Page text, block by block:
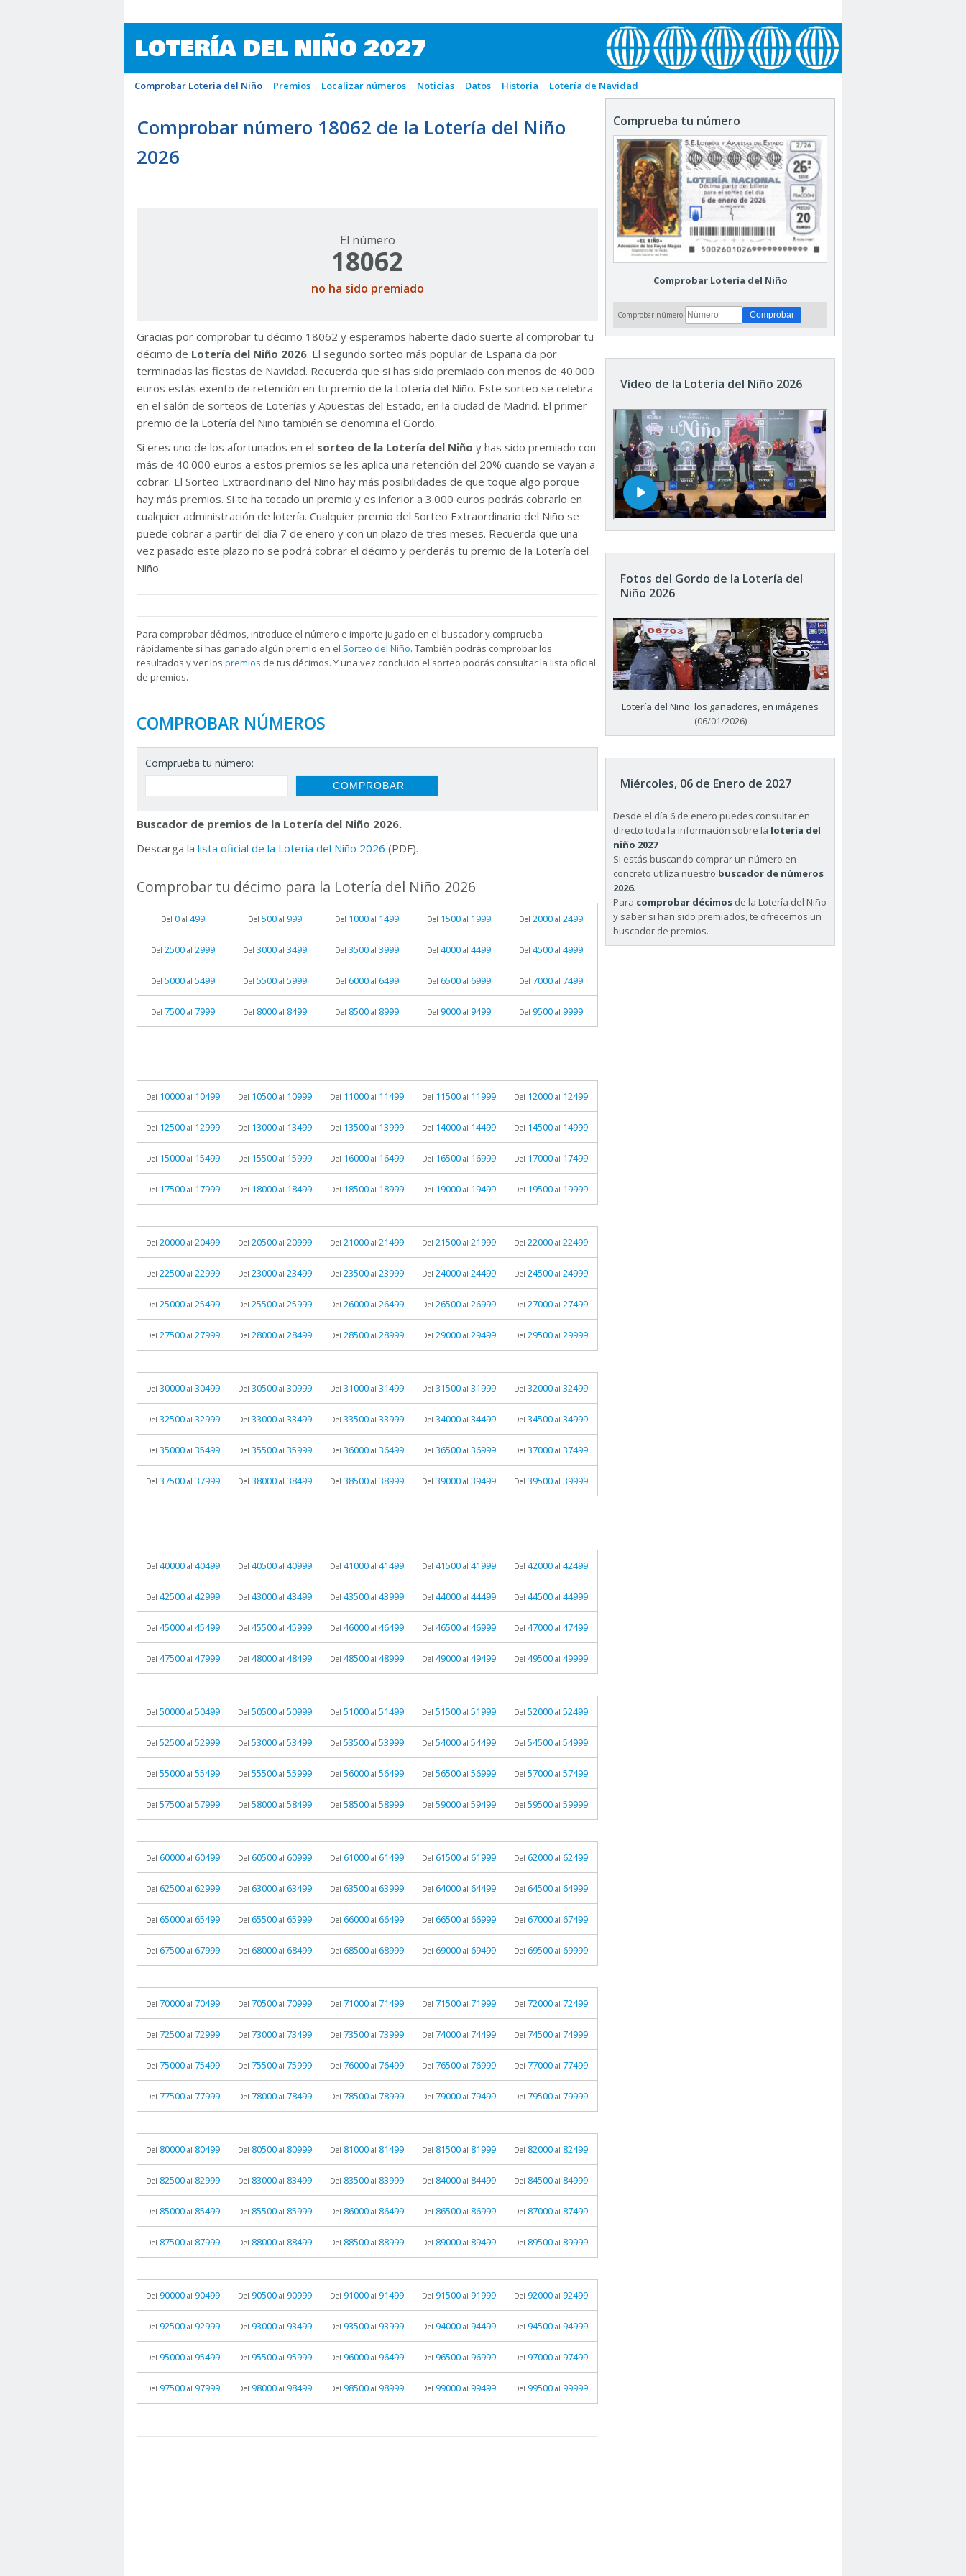
LOTERÍA DEL NIÑO 2027
Comprobar Loteria del Niño Premios Localizar números Noticias Datos Historia Lotería de Navidad
Comprobar número 18062 de la Lotería del Niño
2026
El número
18062
no ha sido premiado
Gracias por comprobar tu décimo 18062 y esperamos haberte dado suerte al comprobar tu
décimo de Lotería del Niño 2026. El segundo sorteo más popular de España da por
terminadas las fiestas de Navidad. Recuerda que si has sido premiado con menos de 40.000
euros estás exento de retención en tu premio de la Lotería del Niño. Este sorteo se celebra
en el salón de sorteos de Loterías y Apuestas del Estado, en la ciudad de Madrid. El primer
premio de la Lotería del Niño también se denomina el Gordo.
Si eres uno de los afortunados en el sorteo de la Lotería del Niño y has sido premiado con
más de 40.000 euros a estos premios se les aplica una retención del 20% cuando se vayan a
cobrar. El Sorteo Extraordinario del Niño hay más posibilidades de que toque algo porque
hay más premios. Si te ha tocado un premio y es inferior a 3.000 euros podrás cobrarlo en
cualquier administración de lotería. Cualquier premio del Sorteo Extraordinario del Niño se
puede cobrar a partir del día 7 de enero y con un plazo de tres meses. Recuerda que una
vez pasado este plazo no se podrá cobrar el décimo y perderás tu premio de la Lotería del
Niño.
Para comprobar décimos, introduce el número e importe jugado en el buscador y comprueba
rápidamente si has ganado algún premio en el Sorteo del Niño. También podrás comprobar los
resultados y ver los premios de tus décimos. Y una vez concluido el sorteo podrás consultar la lista oficial
de premios.
COMPROBAR NÚMEROS
Comprueba tu número:
Buscador de premios de la Lotería del Niño 2026.
Descarga la lista oficial de la Lotería del Niño 2026 (PDF).
Comprobar tu décimo para la Lotería del Niño 2026
Del 0 al 499 Del 500 al 999 Del 1000 al 1499 Del 1500 al 1999 Del 2000 al 2499
Del 2500 al 2999 Del 3000 al 3499 Del 3500 al 3999 Del 4000 al 4499 Del 4500 al 4999
Del 5000 al 5499 Del 5500 al 5999 Del 6000 al 6499 Del 6500 al 6999 Del 7000 al 7499
Del 7500 al 7999 Del 8000 al 8499 Del 8500 al 8999 Del 9000 al 9499 Del 9500 al 9999
Del 10000 al 10499 Del 10500 al 10999 Del 11000 al 11499 Del 11500 al 11999 Del 12000 al 12499
Del 12500 al 12999 Del 13000 al 13499 Del 13500 al 13999 Del 14000 al 14499 Del 14500 al 14999
Del 15000 al 15499 Del 15500 al 15999 Del 16000 al 16499 Del 16500 al 16999 Del 17000 al 17499
Del 17500 al 17999 Del 18000 al 18499 Del 18500 al 18999 Del 19000 al 19499 Del 19500 al 19999
Del 20000 al 20499 Del 20500 al 20999 Del 21000 al 21499 Del 21500 al 21999 Del 22000 al 22499
Del 22500 al 22999 Del 23000 al 23499 Del 23500 al 23999 Del 24000 al 24499 Del 24500 al 24999
Del 25000 al 25499 Del 25500 al 25999 Del 26000 al 26499 Del 26500 al 26999 Del 27000 al 27499
Del 27500 al 27999 Del 28000 al 28499 Del 28500 al 28999 Del 29000 al 29499 Del 29500 al 29999
Del 30000 al 30499 Del 30500 al 30999 Del 31000 al 31499 Del 31500 al 31999 Del 32000 al 32499
Del 32500 al 32999 Del 33000 al 33499 Del 33500 al 33999 Del 34000 al 34499 Del 34500 al 34999
Del 35000 al 35499 Del 35500 al 35999 Del 36000 al 36499 Del 36500 al 36999 Del 37000 al 37499
Del 37500 al 37999 Del 38000 al 38499 Del 38500 al 38999 Del 39000 al 39499 Del 39500 al 39999
Del 40000 al 40499 Del 40500 al 40999 Del 41000 al 41499 Del 41500 al 41999 Del 42000 al 42499
Del 42500 al 42999 Del 43000 al 43499 Del 43500 al 43999 Del 44000 al 44499 Del 44500 al 44999
Del 45000 al 45499 Del 45500 al 45999 Del 46000 al 46499 Del 46500 al 46999 Del 47000 al 47499
Del 47500 al 47999 Del 48000 al 48499 Del 48500 al 48999 Del 49000 al 49499 Del 49500 al 49999
Del 50000 al 50499 Del 50500 al 50999 Del 51000 al 51499 Del 51500 al 51999 Del 52000 al 52499
Del 52500 al 52999 Del 53000 al 53499 Del 53500 al 53999 Del 54000 al 54499 Del 54500 al 54999
Del 55000 al 55499 Del 55500 al 55999 Del 56000 al 56499 Del 56500 al 56999 Del 57000 al 57499
Del 57500 al 57999 Del 58000 al 58499 Del 58500 al 58999 Del 59000 al 59499 Del 59500 al 59999
Del 60000 al 60499 Del 60500 al 60999 Del 61000 al 61499 Del 61500 al 61999 Del 62000 al 62499
Del 62500 al 62999 Del 63000 al 63499 Del 63500 al 63999 Del 64000 al 64499 Del 64500 al 64999
Del 65000 al 65499 Del 65500 al 65999 Del 66000 al 66499 Del 66500 al 66999 Del 67000 al 67499
Del 67500 al 67999 Del 68000 al 68499 Del 68500 al 68999 Del 69000 al 69499 Del 69500 al 69999
Del 70000 al 70499 Del 70500 al 70999 Del 71000 al 71499 Del 71500 al 71999 Del 72000 al 72499
Del 72500 al 72999 Del 73000 al 73499 Del 73500 al 73999 Del 74000 al 74499 Del 74500 al 74999
Del 75000 al 75499 Del 75500 al 75999 Del 76000 al 76499 Del 76500 al 76999 Del 77000 al 77499
Del 77500 al 77999 Del 78000 al 78499 Del 78500 al 78999 Del 79000 al 79499 Del 79500 al 79999
Del 80000 al 80499 Del 80500 al 80999 Del 81000 al 81499 Del 81500 al 81999 Del 82000 al 82499
Del 82500 al 82999 Del 83000 al 83499 Del 83500 al 83999 Del 84000 al 84499 Del 84500 al 84999
Del 85000 al 85499 Del 85500 al 85999 Del 86000 al 86499 Del 86500 al 86999 Del 87000 al 87499
Del 87500 al 87999 Del 88000 al 88499 Del 88500 al 88999 Del 89000 al 89499 Del 89500 al 89999
Del 90000 al 90499 Del 90500 al 90999 Del 91000 al 91499 Del 91500 al 91999 Del 92000 al 92499
Del 92500 al 92999 Del 93000 al 93499 Del 93500 al 93999 Del 94000 al 94499 Del 94500 al 94999
Del 95000 al 95499 Del 95500 al 95999 Del 96000 al 96499 Del 96500 al 96999 Del 97000 al 97499
Del 97500 al 97999 Del 98000 al 98499 Del 98500 al 98999 Del 99000 al 99499 Del 99500 al 99999
Comprueba tu número
Comprobar Lotería del Niño
Comprobar número:
Vídeo de la Lotería del Niño 2026
Fotos del Gordo de la Lotería del
Niño 2026
Lotería del Niño: los ganadores, en imágenes
(06/01/2026)
Miércoles, 06 de Enero de 2027
Desde el día 6 de enero puedes consultar en
directo toda la información sobre la lotería del
niño 2027
Si estás buscando comprar un número en
concreto utiliza nuestro buscador de números
2026.
Para comprobar décimos de la Lotería del Niño
y saber si han sido premiados, te ofrecemos un
buscador de premios.